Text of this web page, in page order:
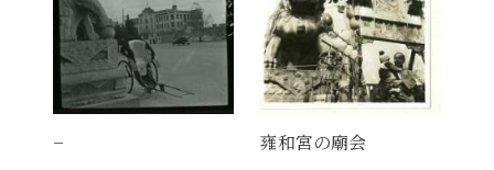
− 雍和宮の廟会